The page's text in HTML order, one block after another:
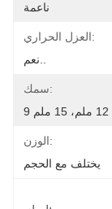
ناعمة
العزل الحراري:
سمك:
الوزن:
يختلف مع الحجم